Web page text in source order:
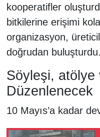
kooperatifler
bitkilerine erişimi
organizasyon,
doğrudan buluşturdu.
Söyleşi, atölye
Düzenlenecek
10 Mayıs’a kadar